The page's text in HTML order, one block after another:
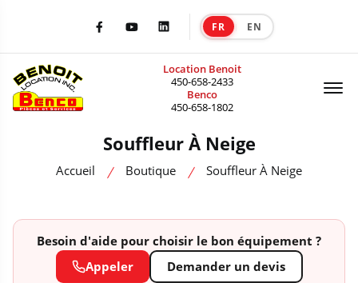
FacebookYoutubeLinkedIn FR EN
Location Benoit
450-658-2433
Benco
450-658-1802
Souffleur À Neige
Accueil Boutique Souffleur À Neige
Besoin d'aide pour choisir le bon équipement ?
Appeler
Demander un devis